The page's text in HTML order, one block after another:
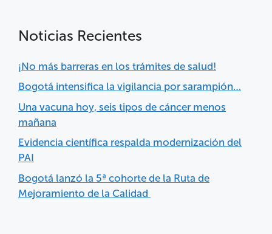
Noticias Recientes
¡No más barreras en los trámites de salud!
Bogotá intensifica la vigilancia por sarampión…
Una vacuna hoy, seis tipos de cáncer menos
mañana
Evidencia científica respalda modernización del
PAI
Bogotá lanzó la 5ª cohorte de la Ruta de
Mejoramiento de la Calidad